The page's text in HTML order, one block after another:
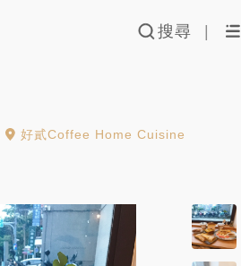
搜尋
好貳Coffee Home Cuisine